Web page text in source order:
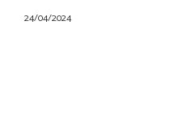
24/04/2024